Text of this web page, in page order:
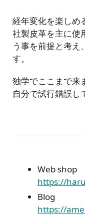
経年変化を楽しめ
社製皮革を主に使
う事を前提と考え
す。
独学でここまで来
自分で試行錯誤し
Web shop
https://
Blog
https://